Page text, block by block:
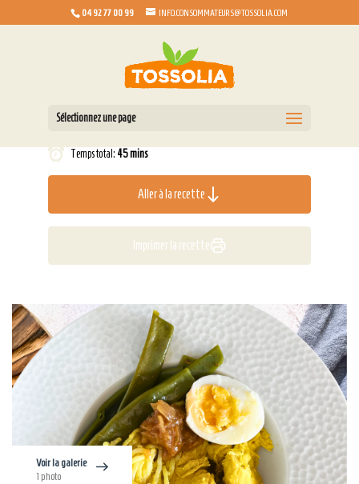
04 92 77 00 99 INFO.CONSOMMATEURS@TOSSOLIA.COM
Sélectionnez une page
Temps total: 45 mins
Aller à la recette
Imprimer la recette
Voir la galerie
1 photo